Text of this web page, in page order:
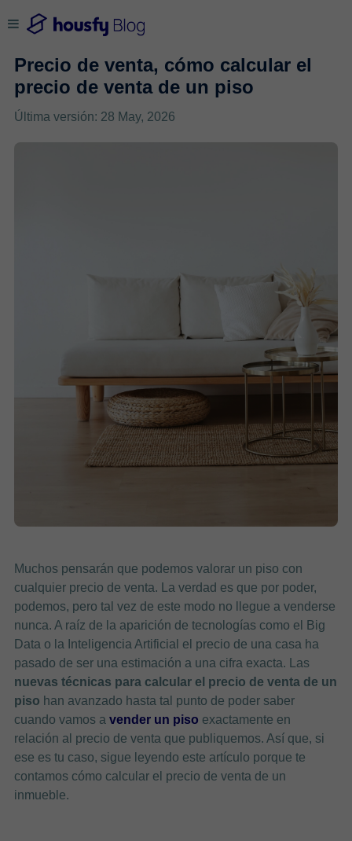
Precio de venta, cómo calcular el
precio de venta de un piso
Última versión: 28 May, 2026
Muchos pensarán que podemos valorar un piso con
cualquier precio de venta. La verdad es que por poder,
podemos, pero tal vez de este modo no llegue a venderse
nunca. A raíz de la aparición de tecnologías como el Big
Data o la Inteligencia Artificial el precio de una casa ha
pasado de ser una estimación a una cifra exacta. Las
nuevas técnicas para calcular el precio de venta de un
piso han avanzado hasta tal punto de poder saber
cuando vamos a vender un piso exactamente en
relación al precio de venta que publiquemos. Así que, si
ese es tu caso, sigue leyendo este artículo porque te
contamos cómo calcular el precio de venta de un
inmueble.